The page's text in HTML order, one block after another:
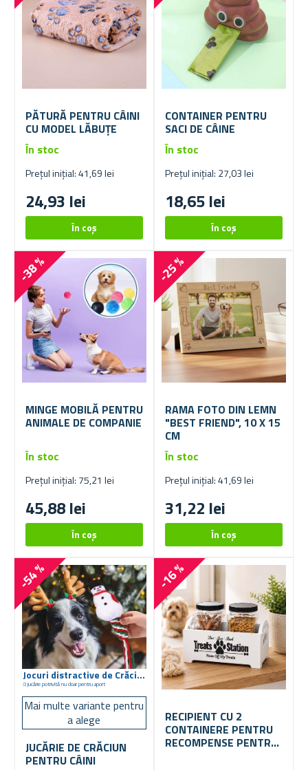
PĂTURĂ PENTRU CÂINI
CU MODEL LĂBUȚE
Prețul inițial: 41,69 lei
24,93 lei
În stoc
CONTAINER PENTRU
SACI DE CÂINE
Prețul inițial: 27,03 lei
18,65 lei
În stoc
-38 %
MINGE MOBILĂ PENTRU
ANIMALE DE COMPANIE
Prețul inițial: 75,21 lei
45,88 lei
În stoc
-25 %
RAMA FOTO DIN LEMN
"BEST FRIEND", 10 X 15
CM
Prețul inițial: 41,69 lei
31,22 lei
În stoc
-54 %
Jocuri distractive de Crăciun
O jucărie potrivită nu doar pentru aport
Mai multe variante pentru
a alege
JUCĂRIE DE CRĂCIUN
PENTRU CÂINI
-16 %
RECIPIENT CU 2
CONTAINERE PENTRU
RECOMPENSE PENTRU